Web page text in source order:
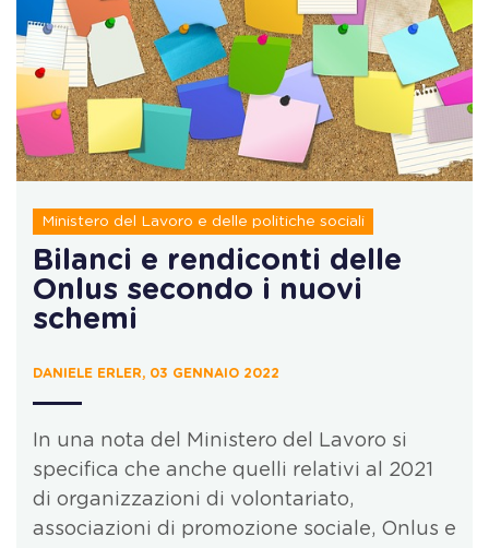
Ministero del Lavoro e delle politiche sociali
Bilanci e rendiconti delle
Onlus secondo i nuovi
schemi
DANIELE ERLER, 03 GENNAIO 2022
In una nota del Ministero del Lavoro si
specifica che anche quelli relativi al 2021
di organizzazioni di volontariato,
associazioni di promozione sociale, Onlus e